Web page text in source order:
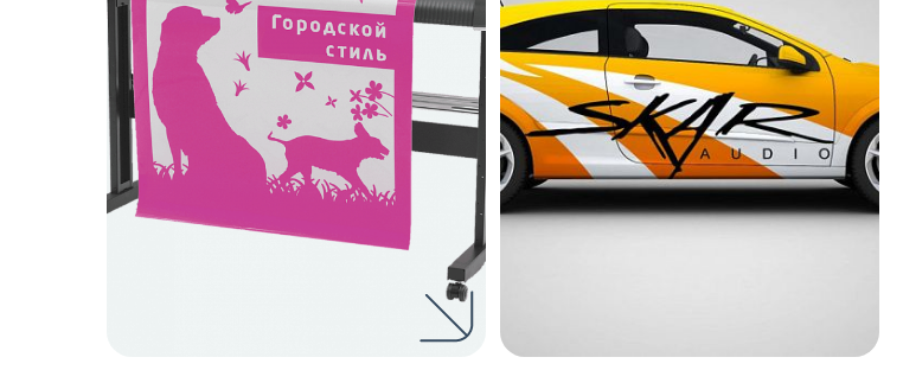
даю согласие на
обработку персональных данных и согласие с